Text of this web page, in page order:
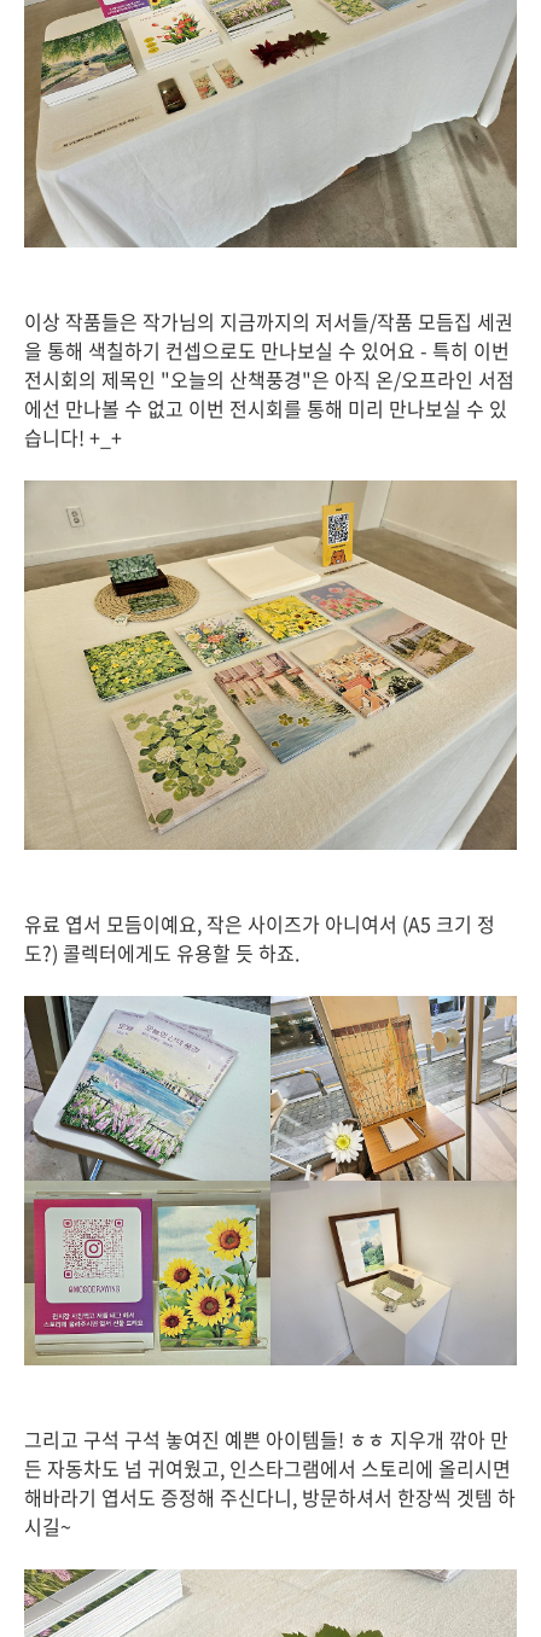
이상 작품들은 작가님의 지금까지의 저서들/작품 모듬집 세권
을 통해 색칠하기 컨셉으로도 만나보실 수 있어요 - 특히 이번
전시회의 제목인 "오늘의 산책풍경"은 아직 온/오프라인 서점
에선 만나볼 수 없고 이번 전시회를 통해 미리 만나보실 수 있
습니다! +_+
유료 엽서 모듬이예요, 작은 사이즈가 아니여서 (A5 크기 정
도?) 콜렉터에게도 유용할 듯 하죠.
그리고 구석 구석 놓여진 예쁜 아이템들! ㅎㅎ 지우개 깎아 만
든 자동차도 넘 귀여웠고, 인스타그램에서 스토리에 올리시면
해바라기 엽서도 증정해 주신다니, 방문하셔서 한장씩 겟템 하
시길~